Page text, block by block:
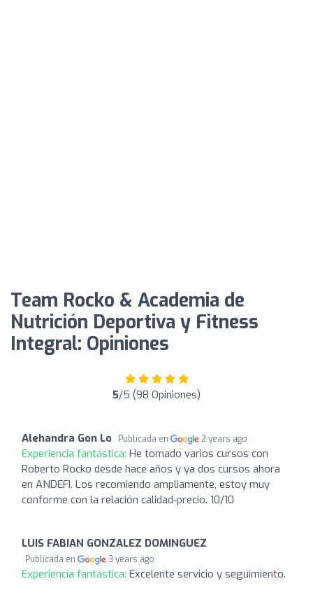
Team Rocko & Academia de
Nutrición Deportiva y Fitness
Integral: Opiniones
5/5 (98 Opiniones)
Alehandra Gon Lo Publicada en 2 years ago
Experiencia fantástica: He tomado varios cursos con
Roberto Rocko desde hace años y ya dos cursos ahora
en ANDEFI. Los recomiendo ampliamente, estoy muy
conforme con la relación calidad-precio. 10/10
LUIS FABIAN GONZALEZ DOMINGUEZ
Publicada en 3 years ago
Experiencia fantástica: Excelente servicio y seguimiento.